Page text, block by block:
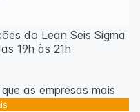
do Lean Seis Sigma
19h às 21h
as empresas mais